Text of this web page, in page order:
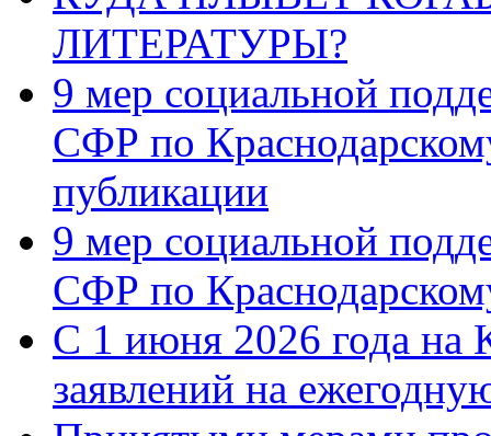
ЛИТЕРАТУРЫ?
9 мер социальной
СФР по
публикации
9 мер социальной
СФР по
С 1 июня 2026 года на
заявлений на